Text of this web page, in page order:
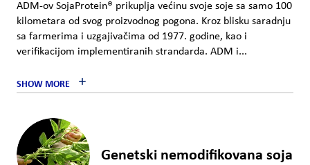
ADM-ov SojaProtein® prikuplja većinu svoje soje sa samo 100
kilometara od svog proizvodnog pogona. Kroz blisku saradnju
sa farmerima i uzgajivačima od 1977. godine, kao i
verifikacijom implementiranih strandarda. ADM i...
SHOW MORE
Genetski nemodifikovana soja